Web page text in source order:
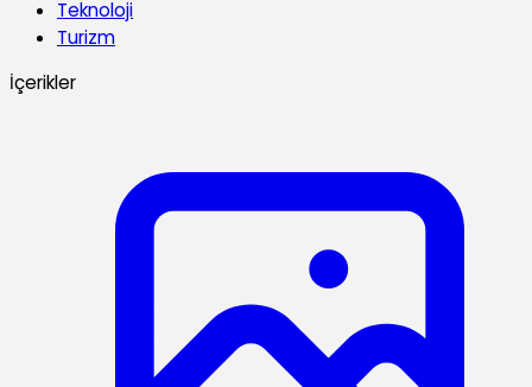
Teknoloji
Turizm
İçerikler